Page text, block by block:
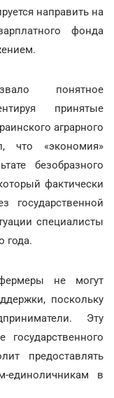
направить на
фонда
понятное
принятые
аграрного
что «экономия»
безобразного
фактически
государственной
специалисты
года.
не могут
поскольку
Эту
предоставлять
единоличникам в